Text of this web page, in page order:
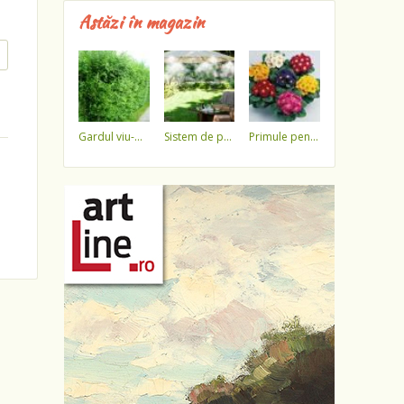
Astăzi în magazin
gardul viu-minune! sistem de pulverizare a apei primule pentru 1 martie 3,5 lei / ghiveci !!!!